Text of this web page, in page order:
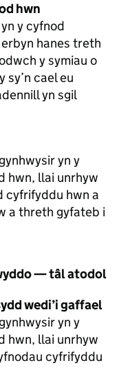
hwn
y cyfnod
hanes treth
y symiau o
cael eu
yn sgil
yn y
hwn, llai unrhyw
cyfrifyddu hwn a
a threth gyfateb i
— tâl atodol
wedi’i gaffael
yn y
hwn, llai unrhyw
cyfrifyddu